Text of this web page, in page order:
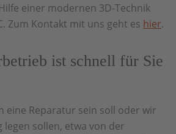
einer modernen 3D-Technik
Zum Kontakt mit uns geht es hier.
ist schnell für Sie
eine Reparatur sein soll oder wir
legen sollen, etwa von der